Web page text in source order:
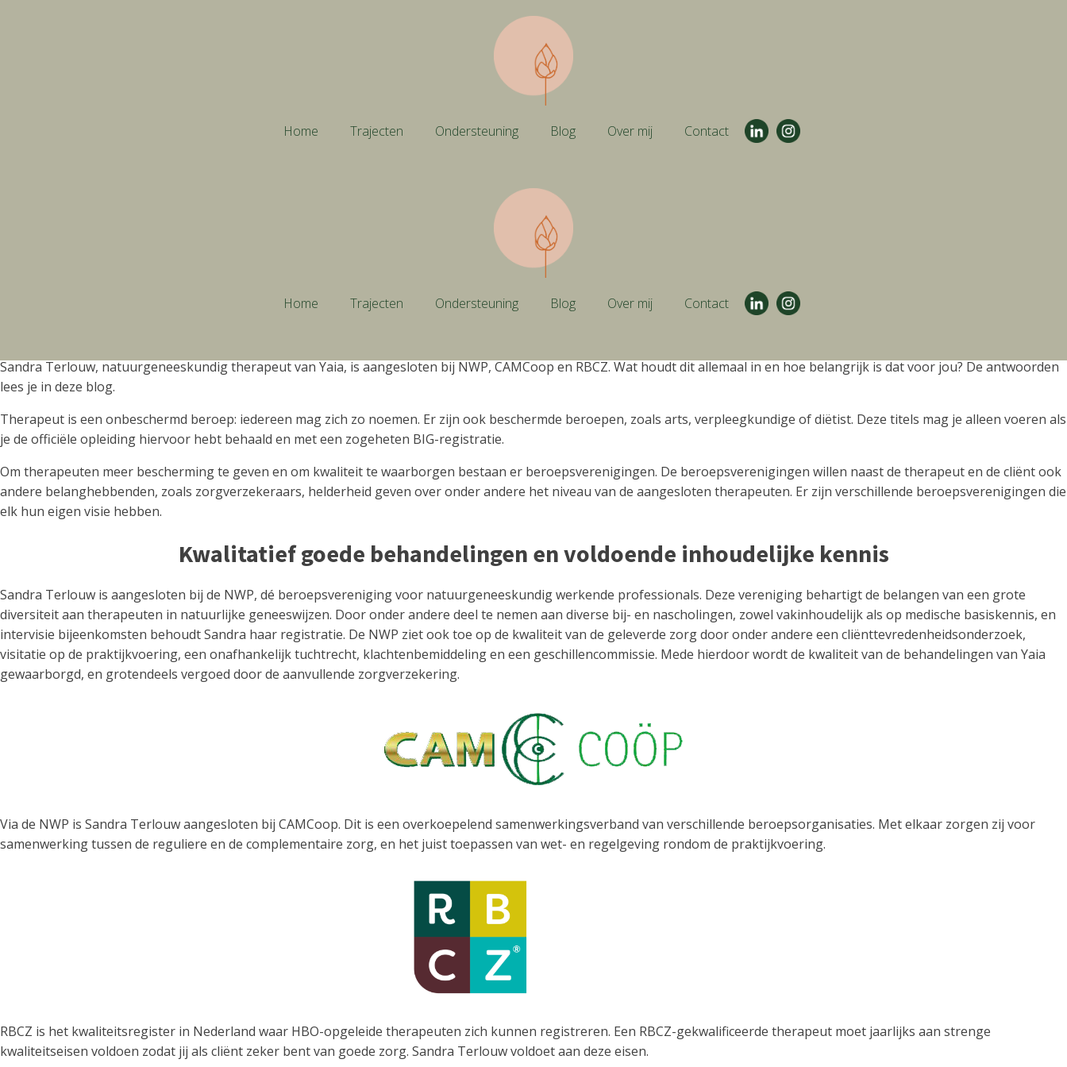
Home Trajecten Ondersteuning Blog Over mij Contact
Home Trajecten Ondersteuning Blog Over mij Contact
Sandra Terlouw, natuurgeneeskundig therapeut van Yaia, is aangesloten bij NWP, CAMCoop en RBCZ. Wat houdt dit allemaal in en hoe belangrijk is dat voor jou? De antwoorden
lees je in deze blog.
Therapeut is een onbeschermd beroep: iedereen mag zich zo noemen. Er zijn ook beschermde beroepen, zoals arts, verpleegkundige of diëtist. Deze titels mag je alleen voeren als
je de officiële opleiding hiervoor hebt behaald en met een zogeheten BIG-registratie.
Om therapeuten meer bescherming te geven en om kwaliteit te waarborgen bestaan er beroepsverenigingen. De beroepsverenigingen willen naast de therapeut en de cliënt ook
andere belanghebbenden, zoals zorgverzekeraars, helderheid geven over onder andere het niveau van de aangesloten therapeuten. Er zijn verschillende beroepsverenigingen die
elk hun eigen visie hebben.
Kwalitatief goede behandelingen en voldoende inhoudelijke kennis
Sandra Terlouw is aangesloten bij de NWP, dé beroepsvereniging voor natuurgeneeskundig werkende professionals. Deze vereniging behartigt de belangen van een grote
diversiteit aan therapeuten in natuurlijke geneeswijzen. Door onder andere deel te nemen aan diverse bij- en nascholingen, zowel vakinhoudelijk als op medische basiskennis, en
intervisie bijeenkomsten behoudt Sandra haar registratie. De NWP ziet ook toe op de kwaliteit van de geleverde zorg door onder andere een cliënttevredenheidsonderzoek,
visitatie op de praktijkvoering, een onafhankelijk tuchtrecht, klachtenbemiddeling en een geschillencommissie. Mede hierdoor wordt de kwaliteit van de behandelingen van Yaia
gewaarborgd, en grotendeels vergoed door de aanvullende zorgverzekering.
Via de NWP is Sandra Terlouw aangesloten bij CAMCoop. Dit is een overkoepelend samenwerkingsverband van verschillende beroepsorganisaties. Met elkaar zorgen zij voor
samenwerking tussen de reguliere en de complementaire zorg, en het juist toepassen van wet- en regelgeving rondom de praktijkvoering.
RBCZ is het kwaliteitsregister in Nederland waar HBO-opgeleide therapeuten zich kunnen registreren. Een RBCZ-gekwalificeerde therapeut moet jaarlijks aan strenge
kwaliteitseisen voldoen zodat jij als cliënt zeker bent van goede zorg. Sandra Terlouw voldoet aan deze eisen.